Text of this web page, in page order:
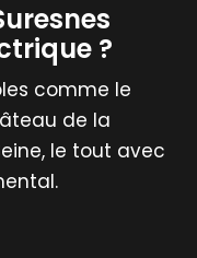
?
comme le
de la
le tout avec